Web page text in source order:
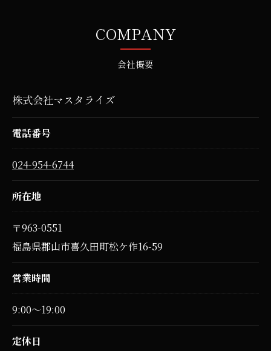
会社概要
COMPANY
株式会社マスタライズ
電話番号
024-954-6744
所在地
〒963-0551
福島県郡山市喜久田町松ケ作16-59
営業時間
9:00～19:00
定休日